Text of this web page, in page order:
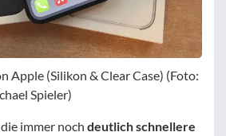
Apple (Silikon & Clear Case) (Foto:
Spieler)
immer noch deutlich schnellere